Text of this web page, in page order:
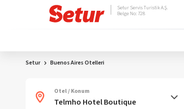
Setur Servis Turistik A.Ş.
Belge No: 728
Setur Buenos Aires Otelleri
Otel / Konum